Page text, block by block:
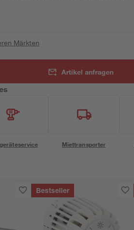
Märkten
Artikel anfragen
Miettransporter
Bestseller